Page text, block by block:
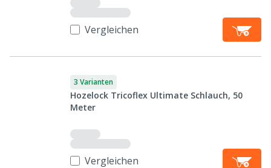
Vergleichen
3 Varianten
Hozelock Tricoflex Ultimate Schlauch, 50
Meter
Vergleichen